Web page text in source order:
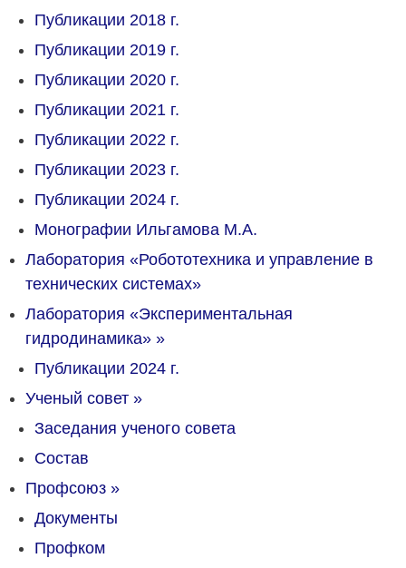
Публикации 2018 г.
Публикации 2019 г.
Публикации 2020 г.
Публикации 2021 г.
Публикации 2022 г.
Публикации 2023 г.
Публикации 2024 г.
Монографии Ильгамова М.А.
Лаборатория «Робототехника и управление в
технических системах»
Лаборатория «Экспериментальная
гидродинамика» »
Публикации 2024 г.
Ученый совет »
Заседания ученого совета
Состав
Профсоюз »
Документы
Профком